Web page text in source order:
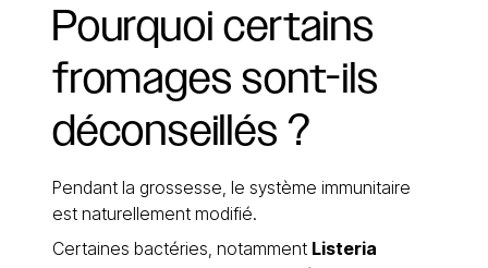
Pourquoi certains
fromages sont-ils
déconseillés ?
Pendant la grossesse, le système immunitaire
est naturellement modifié.
Certaines bactéries, notamment Listeria